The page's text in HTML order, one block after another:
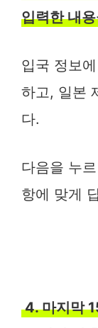
입력한 내
입국 정보
하고, 일본
다.
다음을 누
항에 맞게
4. 마지막